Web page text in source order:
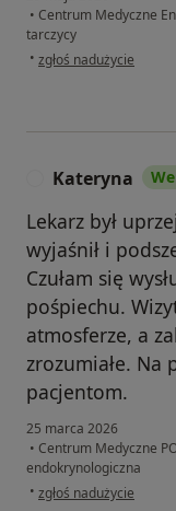
• Centrum Medyczne
tarczycy
• w opinii użytkownika
zgłoś nadużycie
Kateryna
Lekarz był
wyjaśnił i
Czułam się
pośpiechu.
atmosferze, a
zrozumiałe. Na
pacjentom.
25 marca 2026
• Centrum Medyczne
endokrynologiczna
• w opinii użytkownika
zgłoś nadużycie